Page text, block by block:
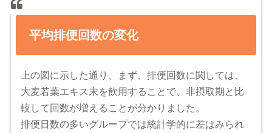
平均排便回数の変化
上の図に示した通り、まず、排便回数に関しては、
大麦若葉エキス末を飲用することで、非摂取期と比
較して回数が増えることが分かりました。
排便日数の多いグループでは統計学的に差はみられ